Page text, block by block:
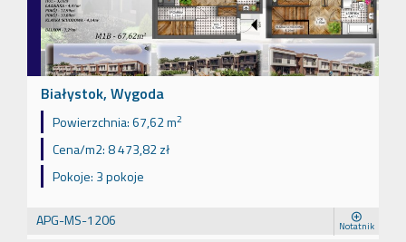
Białystok, Wygoda
Powierzchnia:67,62 m2
Cena/m2: 8 473,82 zł
Pokoje: 3 pokoje
APG-MS-1206 Notatnik